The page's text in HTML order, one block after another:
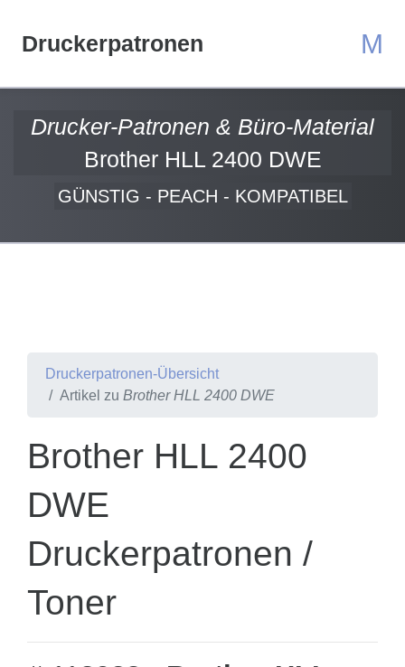
Druckerpatronen M
Drucker-Patronen & Büro-Material
Brother HLL 2400 DWE
GÜNSTIG - PEACH - KOMPATIBEL
Druckerpatronen-Übersicht
Artikel zu Brother HLL 2400 DWE
Brother HLL 2400
DWE
Druckerpatronen /
Toner